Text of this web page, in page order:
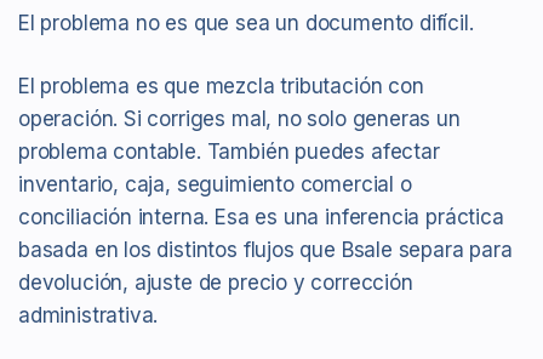
El problema no es que sea un documento difícil.
El problema es que mezcla tributación con
operación. Si corriges mal, no solo generas un
problema contable. También puedes afectar
inventario, caja, seguimiento comercial o
conciliación interna. Esa es una inferencia práctica
basada en los distintos flujos que Bsale separa para
devolución, ajuste de precio y corrección
administrativa.